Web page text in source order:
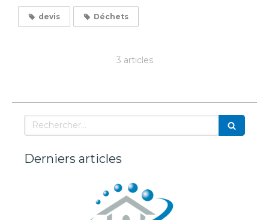
devis Déchets
3 articles
Rechercher
Derniers articles